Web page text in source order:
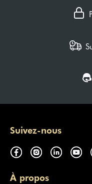
Suivez-nous
À propos